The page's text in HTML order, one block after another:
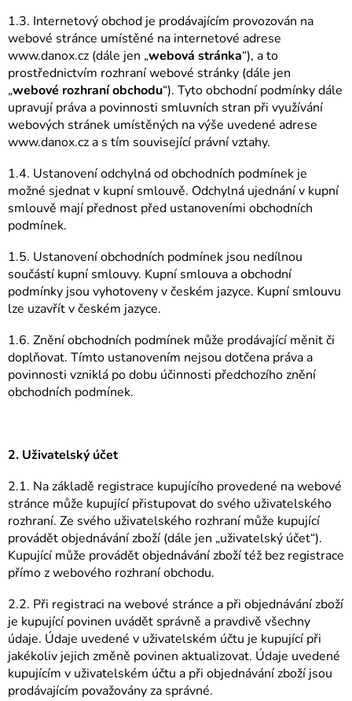
1.3. Internetový obchod je prodávajícím provozován na
webové stránce umístěné na internetové adrese
www.danox.cz (dále jen „webová stránka“), a to
prostřednictvím rozhraní webové stránky (dále jen
„webové rozhraní obchodu“). Tyto obchodní podmínky dále
upravují práva a povinnosti smluvních stran při využívání
webových stránek umístěných na výše uvedené adrese
www.danox.cz a s tím související právní vztahy.
1.4. Ustanovení odchylná od obchodních podmínek je
možné sjednat v kupní smlouvě. Odchylná ujednání v kupní
smlouvě mají přednost před ustanoveními obchodních
podmínek.
1.5. Ustanovení obchodních podmínek jsou nedílnou
součástí kupní smlouvy. Kupní smlouva a obchodní
podmínky jsou vyhotoveny v českém jazyce. Kupní smlouvu
lze uzavřít v českém jazyce.
1.6. Znění obchodních podmínek může prodávající měnit či
doplňovat. Tímto ustanovením nejsou dotčena práva a
povinnosti vzniklá po dobu účinnosti předchozího znění
obchodních podmínek.
2. Uživatelský účet
2.1. Na základě registrace kupujícího provedené na webové
stránce může kupující přistupovat do svého uživatelského
rozhraní. Ze svého uživatelského rozhraní může kupující
provádět objednávání zboží (dále jen „uživatelský účet“).
Kupující může provádět objednávání zboží též bez registrace
přímo z webového rozhraní obchodu.
2.2. Při registraci na webové stránce a při objednávání zboží
je kupující povinen uvádět správně a pravdivě všechny
údaje. Údaje uvedené v uživatelském účtu je kupující při
jakékoliv jejich změně povinen aktualizovat. Údaje uvedené
kupujícím v uživatelském účtu a při objednávání zboží jsou
prodávajícím považovány za správné.